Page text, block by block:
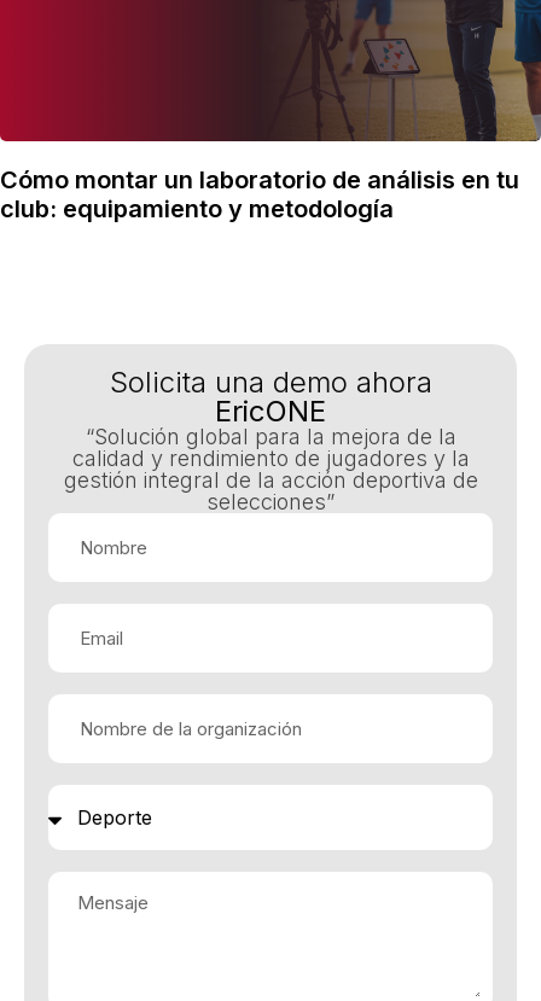
Cómo montar un laboratorio de análisis en tu
club: equipamiento y metodología
Solicita una demo ahora
EricONE
“Solución global para la mejora de la
calidad y rendimiento de jugadores y la
gestión integral de la acción deportiva de
selecciones”